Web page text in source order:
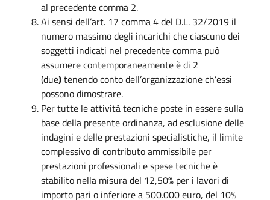
al precedente comma 2.
Ai sensi dell’art. 17 comma 4 del D.L. 32/2019 il
numero massimo degli incarichi che ciascuno dei
soggetti indicati nel precedente comma può
assumere contemporaneamente è di 2
(due)tenendo conto dell’organizzazione ch’essi
possono dimostrare.
Per tutte le attività tecniche poste in essere sulla
base della presente ordinanza, ad esclusione delle
indagini e delle prestazioni specialistiche, il limite
complessivo di contributo ammissibile per
prestazioni professionali e spese tecniche è
stabilito nella misura del 12,50% per i lavori di
importo pari o inferiore a 500.000 euro, del 10%